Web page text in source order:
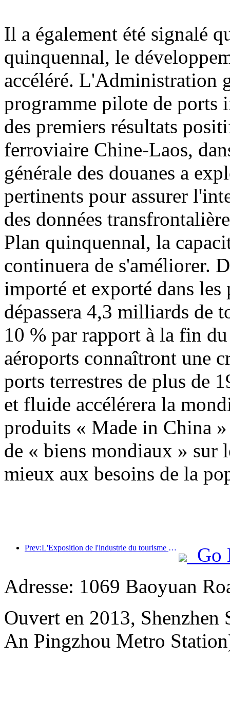
Il a également été signalé
quinquennal, le
accéléré. L'Administration
programme pilote de ports
des premiers résultats
ferroviaire Chine-Laos,
générale des douanes a
pertinents pour assurer
des données
Plan quinquennal, la
continuera de s'améliorer.
importé et exporté dans
dépassera 4,3 milliards de
10 % par rapport à la fin
aéroports connaîtront une
ports terrestres de plus de
et fluide accélérera la
produits « Made in China
de « biens mondiaux » sur
mieux aux besoins de la
Prev:L'Exposition de l'industrie du tourisme culturel de Chine 2025 se tiendra à Wuhan du 12 au 14 septembre.
Go
Adresse: 1069 Baoyuan
Ouvert en 2013,
An Pingzhou Metro